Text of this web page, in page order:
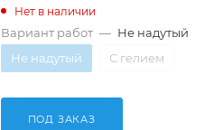
Нет в наличии
Вариант работ — Не надутый
Не надутый
С гелием
ПОД ЗАКАЗ